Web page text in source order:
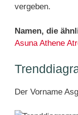
vergeben.
Namen, die
Asuna Athene
Der Vorname